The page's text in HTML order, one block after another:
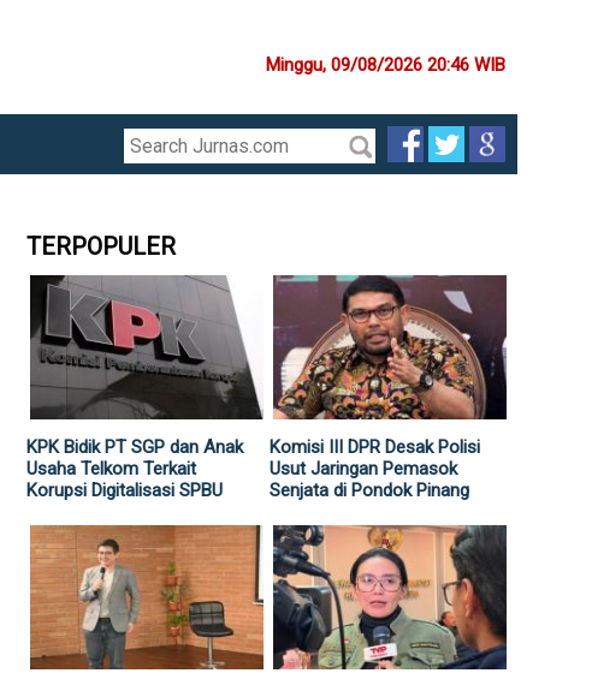
Minggu, 09/08/2026 20:46 WIB
TERPOPULER
KPK Bidik PT SGP dan Anak
Usaha Telkom Terkait
Korupsi Digitalisasi SPBU
Komisi III DPR Desak Polisi
Usut Jaringan Pemasok
Senjata di Pondok Pinang